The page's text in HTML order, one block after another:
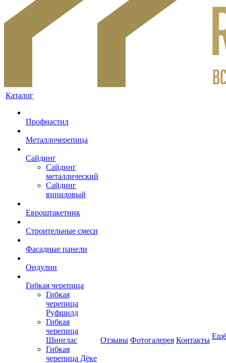
Каталог
Профнастил
Металлочерепица
Сайдинг
Сайдинг
металлический
Сайдинг
виниловый
Евроштакетник
Строительные смеси
Фасадные панели
Ондулин
Гибкая черепица
Гибкая
черепица
Руфшилд
Гибкая
черепица
Шинглас
Гибкая
черепица Дёке
Отзывы Фотогалерея Контакты Ещё